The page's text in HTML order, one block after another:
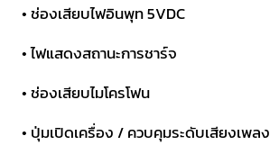
• ช่องเสียบไฟอินพุท 5VDC
• ไฟแสดงสถานะการชาร์จ
• ช่องเสียบไมโครโฟน
• ปุ่มเปิดเครื่อง / ควบคุมระดับเสียงเพลง